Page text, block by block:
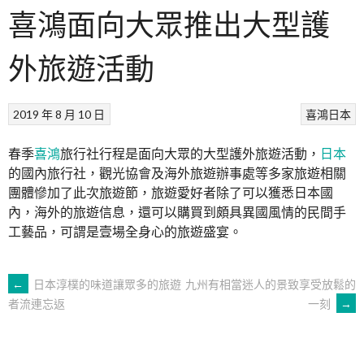
喜鴻面向大眾推出大型護
外旅遊活動
喜鴻日本
2019 年 8 月 10 日
春季喜鴻旅行社行程是面向大眾的大型護外旅遊活動， 日本
的國內旅行社，觀光協會及海外旅遊辦事處等多家旅遊相關
團體慘加了此次旅遊節，旅遊愛好者除了可以獲悉日本國
內，海外的旅遊信息，還可以購買到頗具異國風情的民間手
工藝品，可謂是壹場全身心的旅遊盛宴。
文
←
日本淳樸的味道讓眾多的旅遊
者流連忘返
九州有相當迷人的景致享受放鬆的
一刻
→